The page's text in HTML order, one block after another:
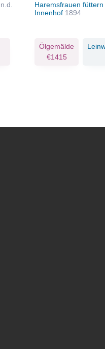
n.d.
Haremsfrauen
Innenhof 1894
Ölgemälde
€1415